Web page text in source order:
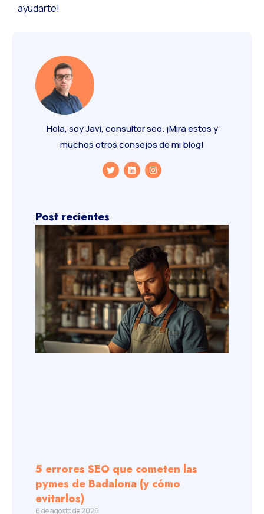
ayudarte!
Hola, soy Javi, consultor seo. ¡Mira estos y
muchos otros consejos de mi blog!
Post recientes
5 errores SEO que cometen las
pymes de Badalona (y cómo
evitarlos)
6 de agosto de 2026